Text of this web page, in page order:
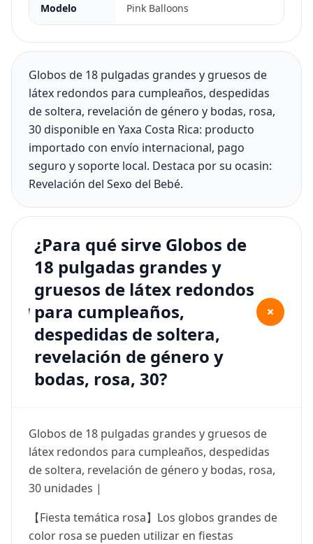
Modelo Pink Balloons
Globos de 18 pulgadas grandes y gruesos de
látex redondos para cumpleaños, despedidas
de soltera, revelación de género y bodas, rosa,
30 disponible en Yaxa Costa Rica: producto
importado con envío internacional, pago
seguro y soporte local. Destaca por su ocasin:
Revelación del Sexo del Bebé.
¿Para qué sirve Globos de
18 pulgadas grandes y
gruesos de látex redondos
para cumpleaños,
despedidas de soltera,
revelación de género y
bodas, rosa, 30?
+
Globos de 18 pulgadas grandes y gruesos de
látex redondos para cumpleaños, despedidas
de soltera, revelación de género y bodas, rosa,
30 unidades |
【Fiesta temática rosa】Los globos grandes de
color rosa se pueden utilizar en fiestas